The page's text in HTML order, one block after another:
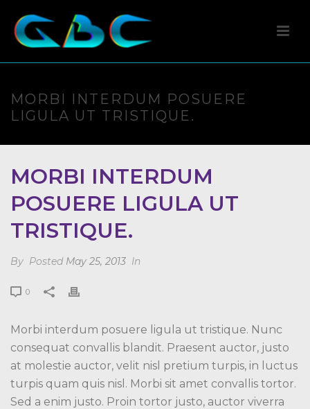
MORBI INTERDUM POSUERE
LIGULA UT TRISTIQUE.
MORBI INTERDUM
POSUERE LIGULA UT
TRISTIQUE.
By Posted May 25, 2013 In
0
Morbi interdum posuere ligula ut tristique. Nunc
consequat convallis blandit. Praesent auctor, justo
at molestie auctor, velit nisl pretium turpis, in luctus
turpis quam quis nisl. Morbi sit amet convallis tortor.
Sed a enim justo. Proin tortor justo, auctor viverra